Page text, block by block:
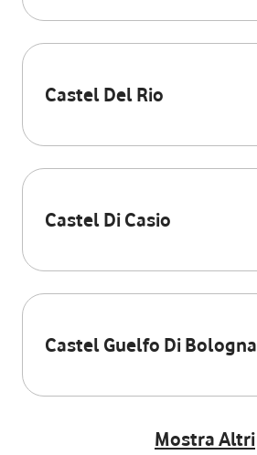
Castel Del Rio
Castel Di Casio
Castel Guelfo Di Bologna
Mostra Altri